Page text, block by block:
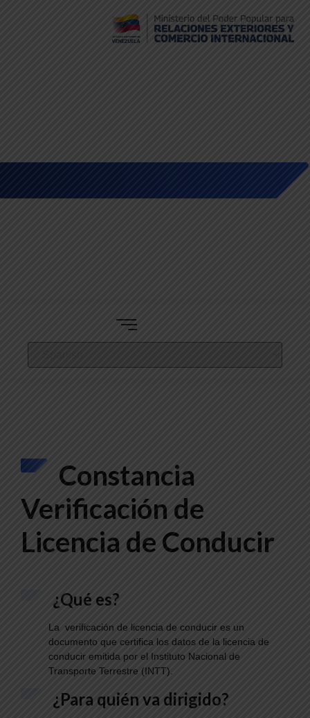
Constancia
Verificación de
Licencia de Conducir
¿Qué es?
La verificación de licencia de conducir es un
documento que certifica los datos de la licencia de
conducir emitida por el Instituto Nacional de
Transporte Terrestre (INTT).
¿Para quién va dirigido?